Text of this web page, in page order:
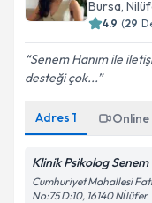
Bursa,
4.9 (29
Senem Hanım ile
desteği çok...
Adres 1
Klinik Psikolog
Cumhuriyet Mahallesi
No:75 D:10, 16140 Ni̇lüfer